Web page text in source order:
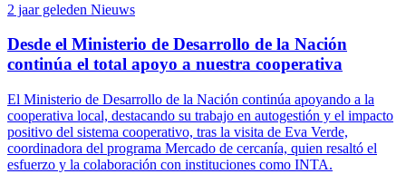
2 jaar geleden Nieuws
Desde el Ministerio de Desarrollo de la Nación
continúa el total apoyo a nuestra cooperativa
El Ministerio de Desarrollo de la Nación continúa apoyando a la
cooperativa local, destacando su trabajo en autogestión y el impacto
positivo del sistema cooperativo, tras la visita de Eva Verde,
coordinadora del programa Mercado de cercanía, quien resaltó el
esfuerzo y la colaboración con instituciones como INTA.